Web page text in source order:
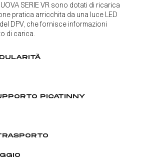
SERIE VR sono dotati di ricarica
pratica arricchita da una luce LED
DPV, che fornisce informazioni
di carica.
PICATINNY